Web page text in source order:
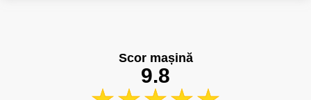
Scor mașină
9.8